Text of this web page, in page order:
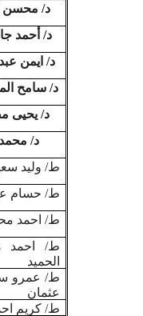
د/ محسن
د/ أحمد
د/ ايمن
د/ سامح
د/ يحيى
د/ محمد
ط/ وليد
ط/ حسام
ط/ احمد
ط/ احمد
الحميد
ط/ عمرو
عثمان
ط/ كريم